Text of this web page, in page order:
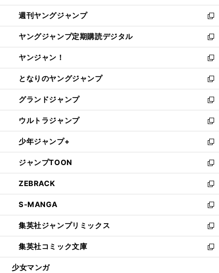
開
く
ウ
で
開
く
ン
ド
ウ
で
開
く
ウ
ィ
ン
ド
ウ
で
開
く
週刊ヤングジャンプ
新
し
い
ウ
ィ
ン
ド
ウ
で
開
く
ヤングジャンプ定期購読デジタル
新
し
い
ウ
ィ
ン
ド
ウ
で
開
く
ヤンジャン！
新
し
い
ウ
ィ
ン
ド
ウ
で
開
く
となりのヤングジャンプ
新
し
い
ウ
ィ
ン
ド
ウ
で
開
く
グランドジャンプ
新
し
い
ウ
ィ
ン
ド
ウ
で
開
く
ウルトラジャンプ
新
し
い
ウ
ィ
ン
ド
ウ
で
開
く
少年ジャンプ+
新
し
い
ウ
ィ
ン
ド
ウ
で
開
く
ジャンプTOON
新
し
い
ウ
ィ
ン
ド
ウ
で
開
ZEBRACK
新
し
い
ウ
ィ
ン
ド
ウ
S-MANGA
新
し
い
ウ
ィ
ン
集英社ジャンプリミックス
新
し
い
ウ
集英社コミック文庫
新
し
少女マンガ